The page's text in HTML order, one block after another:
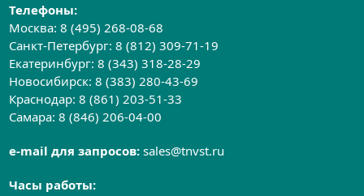
Телефоны:
Москва:8 (495) 268-08-68
Санкт-Петербург:8 (812) 309-71-19
Екатеринбург:8 (343) 318-28-29
Новосибирск:8 (383) 280-43-69
Краснодар:8 (861) 203-51-33
Самара:8 (846) 206-04-00
e-mail для запросов:sales@tnvst.ru
Часы работы: